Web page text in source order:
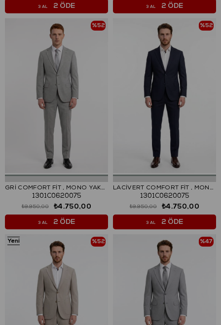
3 AL 2 ÖDE 3 AL 2 ÖDE
GRİ COMFORT FİT , MONO YAKA, 2 DÜĞME ÇİFT YIRTMAÇ ÇİZGİLİ KLASİK TAKIM ELBİSE
1301C0620075
₺4.750,00
₺9.950,00
%52
3 AL 2 ÖDE
LACİVERT COMFORT FİT , MONO YAKA, 2 DÜĞME ÇİFT YIRTMAÇ ÇİZGİLİ KLASİK TAKIM ELBİSE
1301C0620075
₺4.750,00
₺9.950,00
%52
3 AL 2 ÖDE
%52
Yeni %47